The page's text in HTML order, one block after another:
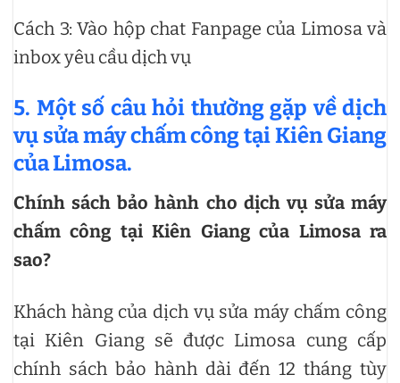
Cách 3: Vào hộp chat Fanpage của Limosa và
inbox yêu cầu dịch vụ
5. Một số câu hỏi thường gặp về dịch
vụ sửa máy chấm công tại Kiên Giang
của Limosa.
Chính sách bảo hành cho dịch vụ sửa máy
chấm công tại Kiên Giang của Limosa ra
sao?
Khách hàng của dịch vụ sửa máy chấm công
tại Kiên Giang sẽ được Limosa cung cấp
chính sách bảo hành dài đến 12 tháng tùy